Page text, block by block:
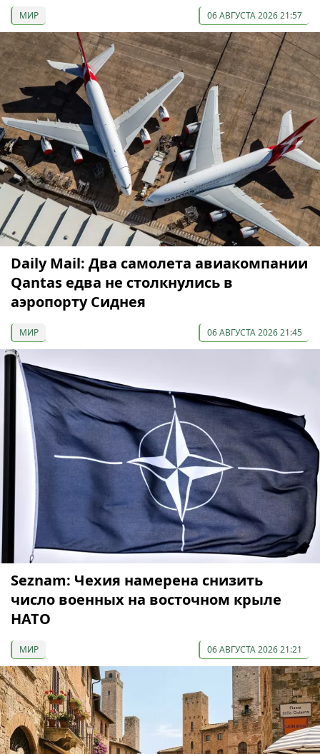
МИР 06 АВГУСТА 2026 21:57
Daily Mail: Два самолета авиакомпании
Qantas едва не столкнулись в
аэропорту Сиднея
МИР 06 АВГУСТА 2026 21:45
Seznam: Чехия намерена снизить
число военных на восточном крыле
НАТО
МИР 06 АВГУСТА 2026 21:21